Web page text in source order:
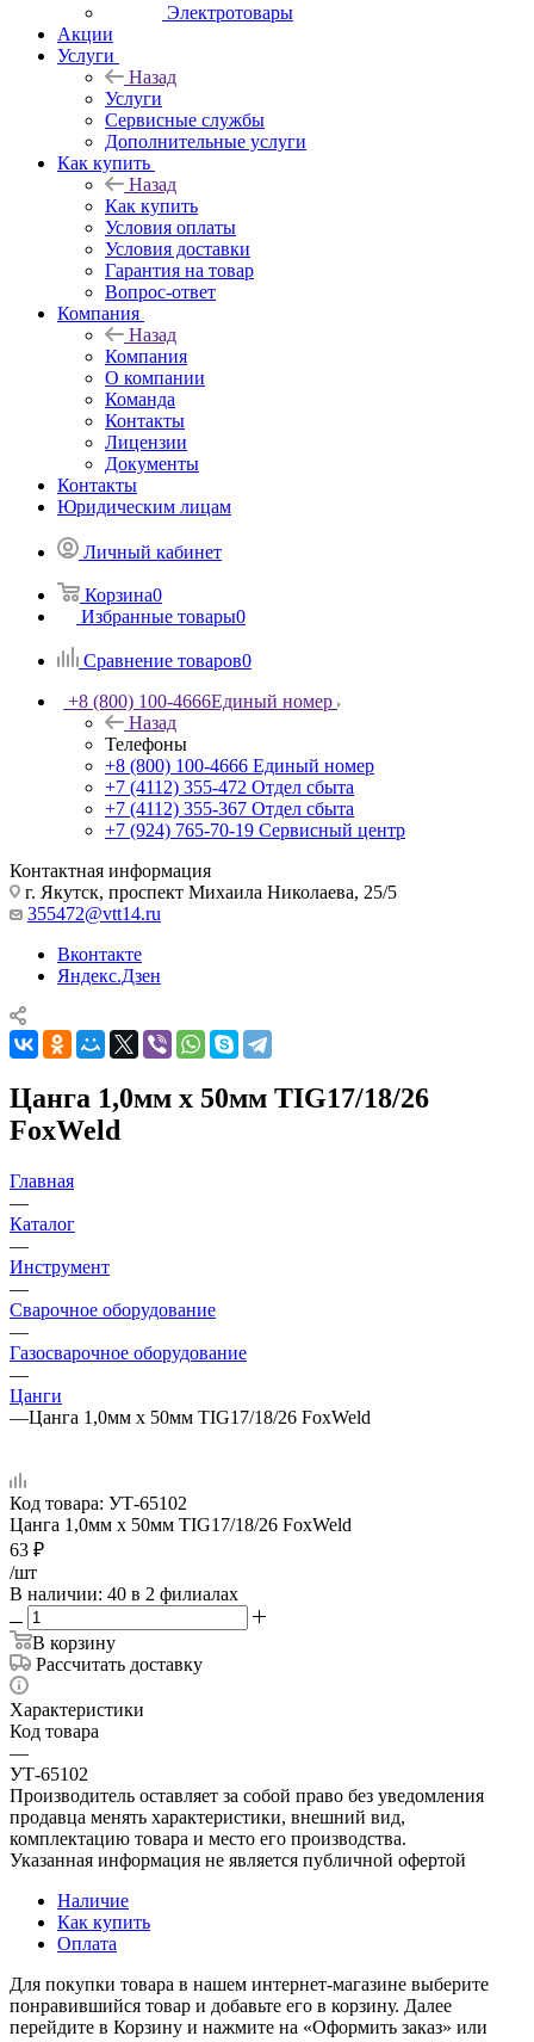
Электротовары
Акции
Услуги
Назад
Услуги
Сервисные службы
Дополнительные услуги
Как купить
Назад
Как купить
Условия оплаты
Условия доставки
Гарантия на товар
Вопрос-ответ
Компания
Назад
Компания
О компании
Команда
Контакты
Лицензии
Документы
Контакты
Юридическим лицам
Личный кабинет
Корзина0
Избранные товары0
Сравнение товаров0
+8 (800) 100-4666Единый номер
Назад
Телефоны
+8 (800) 100-4666 Единый номер
+7 (4112) 355-472 Отдел сбыта
+7 (4112) 355-367 Отдел сбыта
+7 (924) 765-70-19 Сервисный центр
Контактная информация
г. Якутск, проспект Михаила Николаева, 25/5
355472@vtt14.ru
Вконтакте
Яндекс.Дзен
Цанга 1,0мм х 50мм TIG17/18/26
FoxWeld
Главная
—
Каталог
—
Инструмент
—
Сварочное оборудование
—
Газосварочное оборудование
—
Цанги
—Цанга 1,0мм х 50мм TIG17/18/26 FoxWeld
Код товара: УТ-65102
Цанга 1,0мм х 50мм TIG17/18/26 FoxWeld
63 ₽
/шт
В наличии: 40 в 2 филиалах
В корзину
Рассчитать доставку
Характеристики
Код товара
—
УТ-65102
Производитель оставляет за собой право без уведомления
продавца менять характеристики, внешний вид,
комплектацию товара и место его производства.
Указанная информация не является публичной офертой
Наличие
Как купить
Оплата
Для покупки товара в нашем интернет-магазине выберите
понравившийся товар и добавьте его в корзину. Далее
перейдите в Корзину и нажмите на «Оформить заказ» или